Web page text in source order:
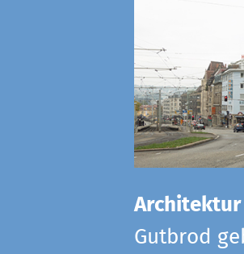
Gutbrod